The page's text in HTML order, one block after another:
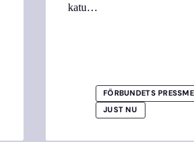
katu…
FÖRBUNDETS
JUST NU